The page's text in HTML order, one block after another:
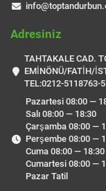
Adresiniz
TAHTAKALE CAD.
EMİNÖNÜ/FATİH/
TEL:0212-5118763-
Pazartesi 08:00 —
Salı 08:00 — 18:30
Çarşamba 08:00 —
Perşembe 08:00 —
Cuma 08:00 — 18:30
Cumartesi 08:00 —
Pazar Tatil